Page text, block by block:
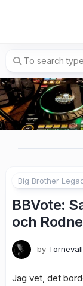
Big Brother
BBVote:
och
by Tornevall
Jag vet, det